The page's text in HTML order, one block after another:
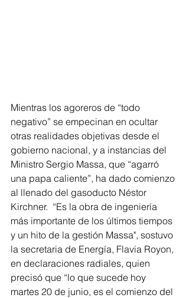
Mientras los agoreros de “todo
negativo” se empecinan en ocultar
otras realidades objetivas desde el
gobierno nacional, y a instancias del
Ministro Sergio Massa, que “agarró
una papa caliente”, ha dado comienzo
al llenado del gasoducto Néstor
Kirchner.  “Es la obra de ingeniería
más importante de los últimos tiempos
y un hito de la gestión Massa", sostuvo
la secretaria de Energía, Flavia Royon,
en declaraciones radiales, quien
precisó que “lo que sucede hoy
martes 20 de junio, es el comienzo del